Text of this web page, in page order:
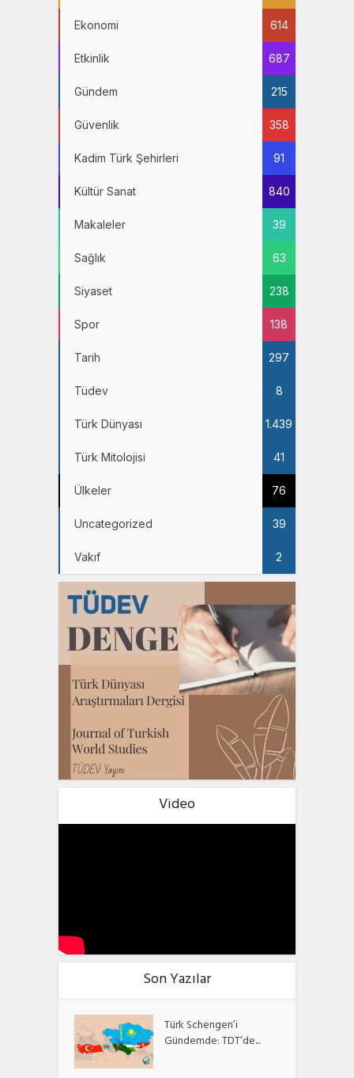
Ekonomi 614
Etkinlik 687
Gündem 215
Güvenlik 358
Kadim Türk Şehirleri 91
Kültür Sanat 840
Makaleler 39
Sağlık 63
Siyaset 238
Spor 138
Tarih 297
Tüdev 8
Türk Dünyası 1.439
Türk Mitolojisi 41
Ülkeler 76
Uncategorized 39
Vakıf 2
Video
Son Yazılar
Türk Schengen’i
Gündemde: TDT’de...